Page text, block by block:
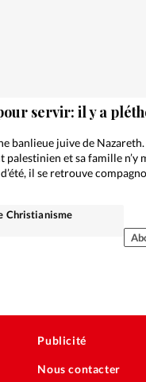
servir: il y a
banlieue juive de
et sa famille n’y
il se retrouve
Christianisme
Publicité
Nous contacter